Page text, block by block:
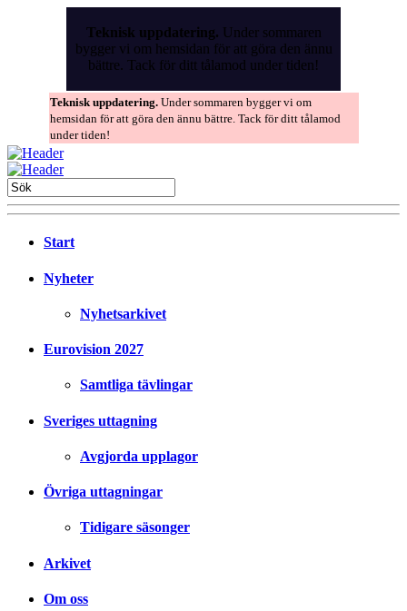
Teknisk uppdatering. Under sommaren
bygger vi om hemsidan för att göra den ännu
bättre. Tack för ditt tålamod under tiden!
Teknisk uppdatering. Under sommaren bygger vi om
hemsidan för att göra den ännu bättre. Tack för ditt tålamod
under tiden!
Start
Nyheter
Nyhetsarkivet
Eurovision 2027
Samtliga tävlingar
Sveriges uttagning
Avgjorda upplagor
Övriga uttagningar
Tidigare säsonger
Arkivet
Om oss